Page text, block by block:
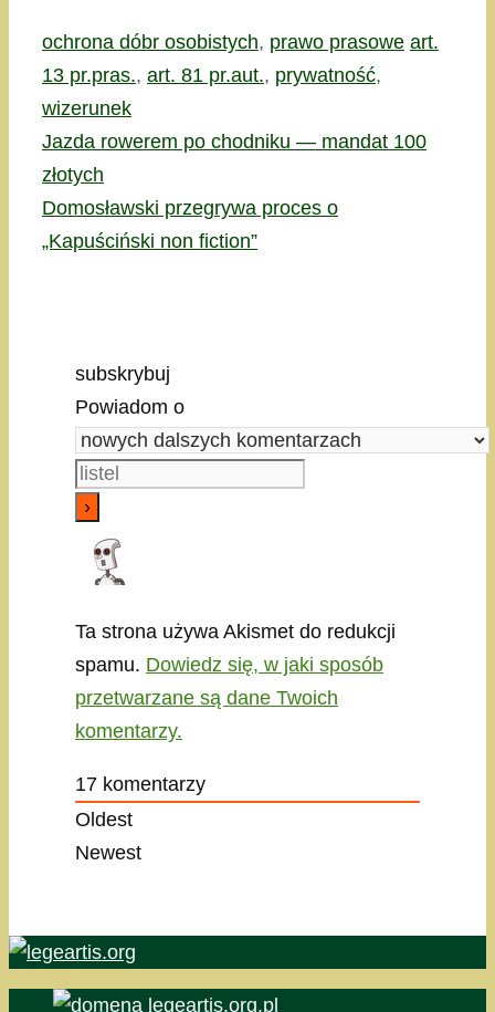
Kategorie
ochrona dóbr osobistych, prawo prasowe Tagi
art.
13 pr.pras., art. 81 pr.aut., prywatność,
wizerunek
Jazda rowerem po chodniku — mandat 100
złotych
Domosławski przegrywa proces o
„Kapuściński non fiction”
subskrybuj
Powiadom o
Ta strona używa Akismet do redukcji
spamu. Dowiedz się, w jaki sposób
przetwarzane są dane Twoich
komentarzy.
17 komentarzy
Oldest
Newest